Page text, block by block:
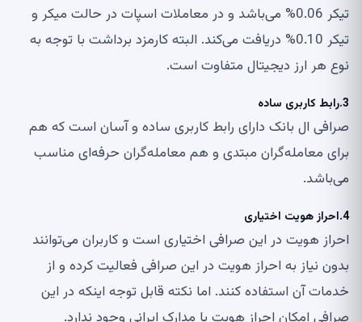
تیکر 0.06‌%‌ می‌باشد و در معاملات اسپات در حالت میکر و
تیکر 0.10‌‌‌‌‌% دریافت می‌کند. البته کارمزد برداشت با توجه به
نوع هر ارز دیجیتال متفاوت است.
3.رابط کاربری ساده
صرافی ال بانک دارای رابط کاربری ساده و آسان است که هم
برای معامله‌گران مبتدی و هم معامله‌گران حرفه‌ای مناسب
می‌باشد.
4.احراز هویت اختیاری
احراز هویت در این صرافی اختیاری است و کاربران می‌توانند
بدون نیاز به احراز هویت در این صرافی فعالیت کرده و از
خدمات آن استفاده کنند. اما نکته قابل توجه اینکه در این